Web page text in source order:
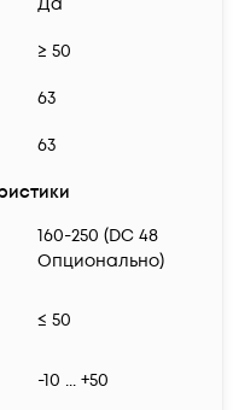
≥ 50
63
63
160-250 (DC 48
Опционально)
≤ 50
-10 ... +50